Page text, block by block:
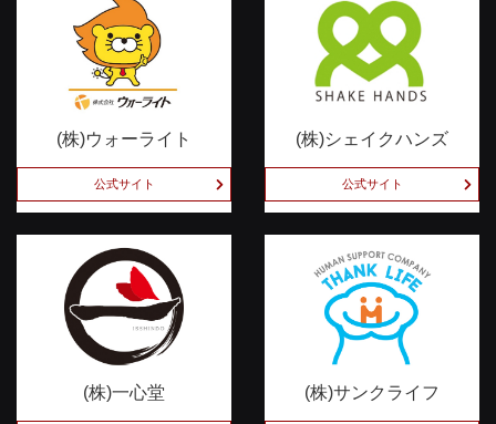
(株)ウォーライト
公式サイト
(株)シェイクハンズ
公式サイト
(株)一心堂 (株)サンクライフ